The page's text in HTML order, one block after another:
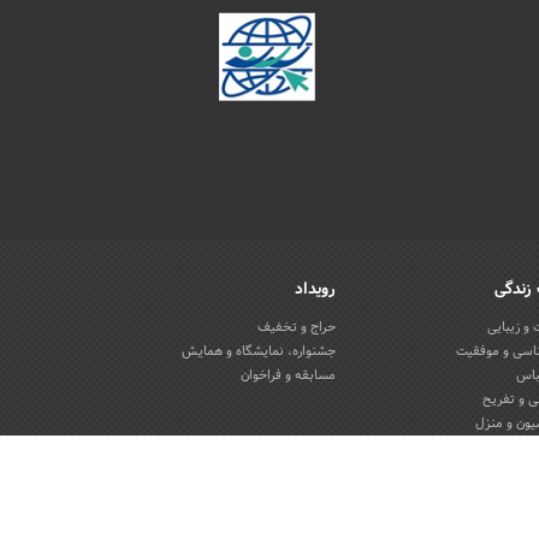
زیبایی
و موفقیت
و تفریح
و منزل
رویداد
حراج و تخفیف
جشنواره، نمایشگاه و همایش
مسابقه و فراخوان